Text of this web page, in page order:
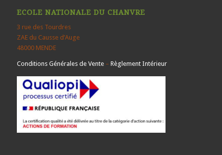
ECOLE NATIONALE DU CHANVRE
3 rue des Tourdres
ZAE du Causse d’Auge
48000 MENDE
Conditions Générales de Vente– Règlement Intérieur